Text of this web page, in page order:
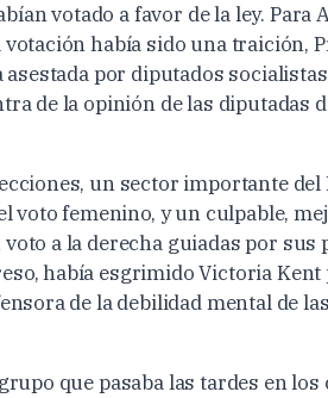
votado a favor de la ley. Para
había sido una traición,
por diputados
de la opinión de las diputadas
un sector importante del
voto femenino, y un culpable,
a la derecha guiadas por sus
había esgrimido Victoria Kent
de la debilidad mental de
que pasaba las tardes en los